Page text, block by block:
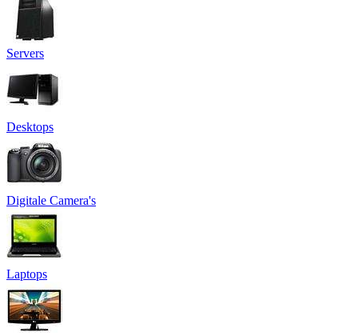
Servers
Desktops
Digitale Camera's
Laptops